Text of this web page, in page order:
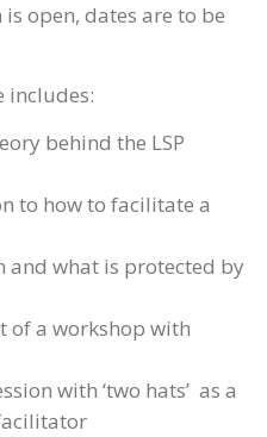
open, dates are to be
includes:
behind the LSP
to how to facilitate a
and what is protected by
of a workshop with
with ‘two hats’ as a